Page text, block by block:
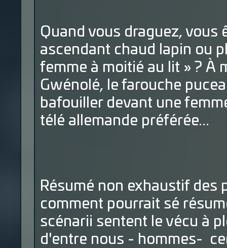
Quand vous draguez,
ascendant chaud lapin ou
femme à moitié au lit » ? À
Gwénolé, le farouche
bafouiller devant une
télé allemande préférée...
Résumé non exhaustif des
comment pourrait sé
scénarii sentent le vécu à
d'entre nous - hommes-